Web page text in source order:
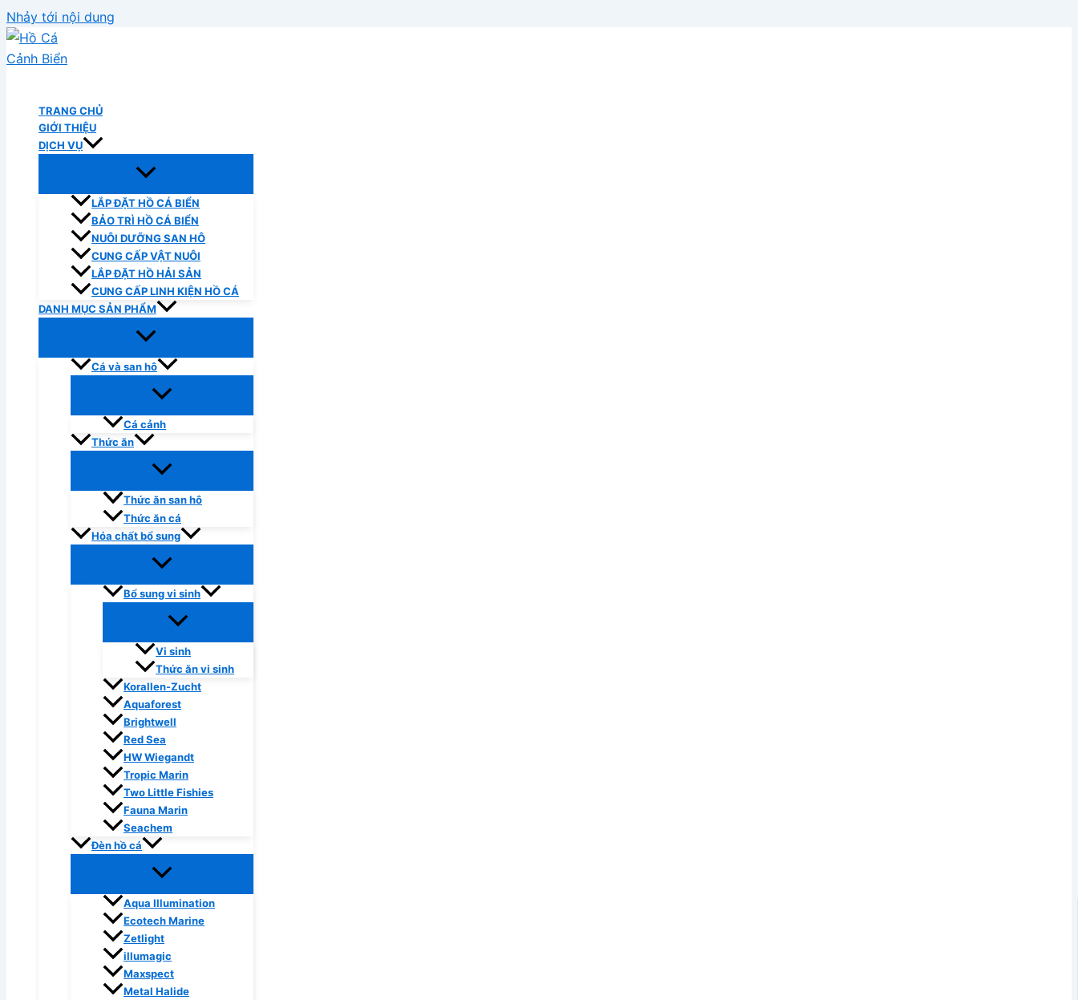
Nhảy tới nội dung
TRANG CHỦ
GIỚI THIỆU
DỊCH VỤ
LẮP ĐẶT HỒ CÁ BIỂN
BẢO TRÌ HỒ CÁ BIỂN
NUÔI DƯỠNG SAN HÔ
CUNG CẤP VẬT NUÔI
LẮP ĐẶT HỒ HẢI SẢN
CUNG CẤP LINH KIỆN HỒ CÁ
DANH MỤC SẢN PHẨM
Cá và san hô
Cá cảnh
Thức ăn
Thức ăn san hô
Thức ăn cá
Hóa chất bổ sung
Bổ sung vi sinh
Vi sinh
Thức ăn vi sinh
Korallen-Zucht
Aquaforest
Brightwell
Red Sea
HW Wiegandt
Tropic Marin
Two Little Fishies
Fauna Marin
Seachem
Đèn hồ cá
Aqua Illumination
Ecotech Marine
Zetlight
illumagic
Maxspect
Metal Halide